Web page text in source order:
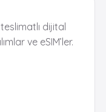
dijital
ve eSIM’ler.